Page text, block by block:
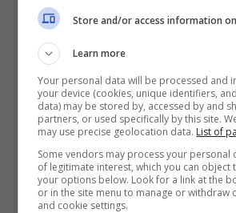
L’anziano cantautore ha fatto
alcuni componenti della band
ammalati. Questo ha costretto
doversi fermare, con i
ancora non sono stati superati.
altri sono saliti sul palco di
Store and/or access information
Learn more
Your personal data will be processed and
your device (cookies, unique identifiers,
data) may be stored by, accessed by and
partners, or used specifically by this site.
may use precise geolocation data. List of
Some vendors may process your personal
of legitimate interest, which you can object
your options below. Look for a link at the
or in the site menu to manage or withdraw
and cookie settings.